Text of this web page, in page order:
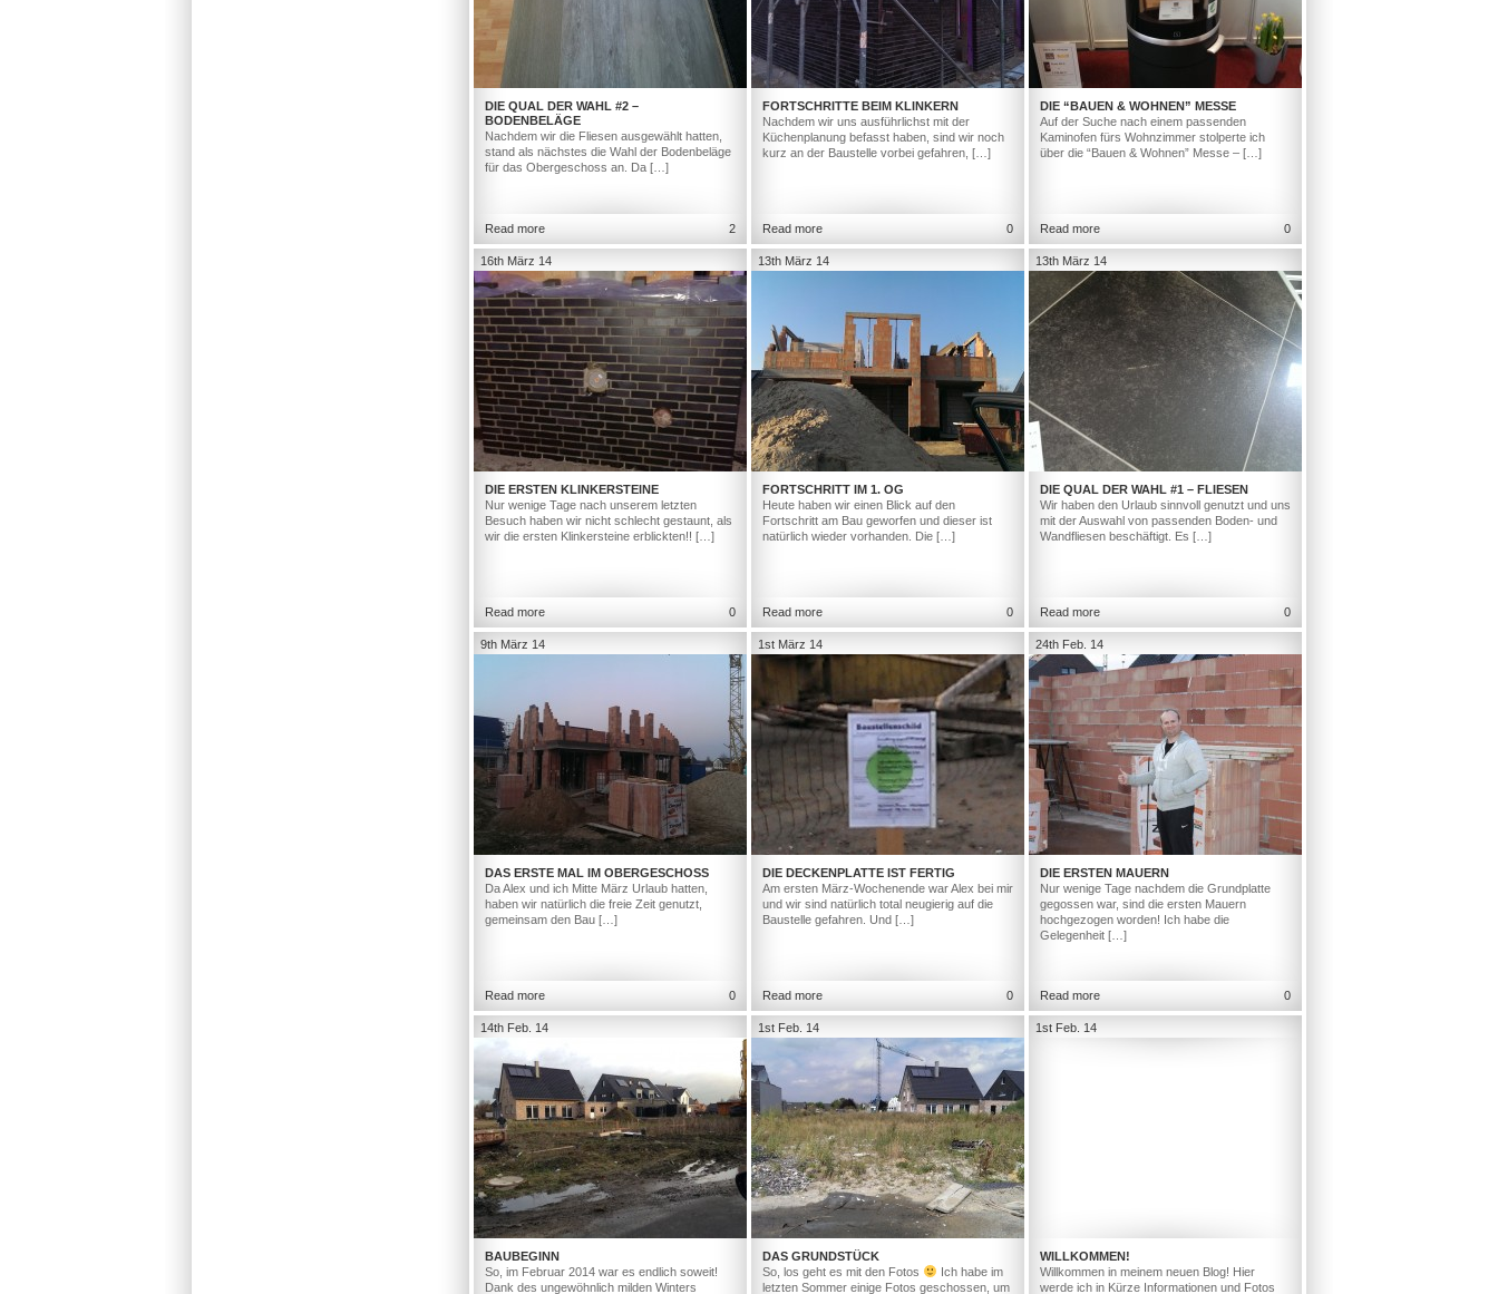
DIE QUAL DER WAHL #2 –
BODENBELÄGE
Nachdem wir die Fliesen ausgewählt hatten,
stand als nächstes die Wahl der Bodenbeläge
für das Obergeschoss an. Da […]
Read more 2
FORTSCHRITTE BEIM KLINKERN
Nachdem wir uns ausführlichst mit der
Küchenplanung befasst haben, sind wir noch
kurz an der Baustelle vorbei gefahren, […]
Read more 0
DIE “BAUEN & WOHNEN” MESSE
Auf der Suche nach einem passenden
Kaminofen fürs Wohnzimmer stolperte ich
über die “Bauen & Wohnen” Messe – […]
Read more 0
16th März 14
DIE ERSTEN KLINKERSTEINE
Nur wenige Tage nach unserem letzten
Besuch haben wir nicht schlecht gestaunt, als
wir die ersten Klinkersteine erblickten!! […]
Read more 0
13th März 14
FORTSCHRITT IM 1. OG
Heute haben wir einen Blick auf den
Fortschritt am Bau geworfen und dieser ist
natürlich wieder vorhanden. Die […]
Read more 0
13th März 14
DIE QUAL DER WAHL #1 – FLIESEN
Wir haben den Urlaub sinnvoll genutzt und uns
mit der Auswahl von passenden Boden- und
Wandfliesen beschäftigt. Es […]
Read more 0
9th März 14
DAS ERSTE MAL IM OBERGESCHOSS
Da Alex und ich Mitte März Urlaub hatten,
haben wir natürlich die freie Zeit genutzt,
gemeinsam den Bau […]
Read more 0
1st März 14
DIE DECKENPLATTE IST FERTIG
Am ersten März-Wochenende war Alex bei mir
und wir sind natürlich total neugierig auf die
Baustelle gefahren. Und […]
Read more 0
24th Feb. 14
DIE ERSTEN MAUERN
Nur wenige Tage nachdem die Grundplatte
gegossen war, sind die ersten Mauern
hochgezogen worden! Ich habe die
Gelegenheit […]
Read more 0
14th Feb. 14
BAUBEGINN
So, im Februar 2014 war es endlich soweit!
Dank des ungewöhnlich milden Winters
1st Feb. 14
DAS GRUNDSTÜCK
So, los geht es mit den Fotos
Ich habe im
letzten Sommer einige Fotos geschossen, um
1st Feb. 14
WILLKOMMEN!
Willkommen in meinem neuen Blog! Hier
werde ich in Kürze Informationen und Fotos